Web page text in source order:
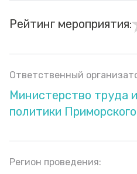
Рейтинг мероприятия:
Ответственный
Министерство труда
политики
Регион проведения: